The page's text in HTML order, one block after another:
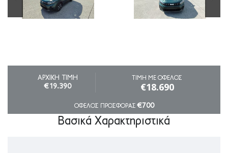
ΑΡΧΙΚΗ ΤΙΜΗ
€19.390
ΤΙΜΗ ΜΕ ΟΦΕΛΟΣ
€18.690
ΟΦΕΛΟΣ ΠΡΟΣΦΟΡΑΣ€700
Βασικά Χαρακτηριστικά